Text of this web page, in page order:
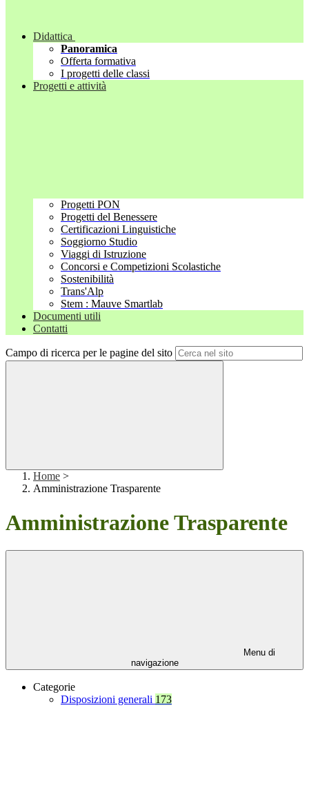
Didattica
Panoramica
Offerta formativa
I progetti delle classi
Progetti e attività
Progetti PON
Progetti del Benessere
Certificazioni Linguistiche
Soggiorno Studio
Viaggi di Istruzione
Concorsi e Competizioni Scolastiche
Sostenibilità
Trans'Alp
Stem : Mauve Smartlab
Documenti utili
Contatti
Campo di ricerca per le pagine del sito
Home >
Amministrazione Trasparente
Amministrazione Trasparente
Menu di
navigazione
Categorie
Disposizioni generali 173